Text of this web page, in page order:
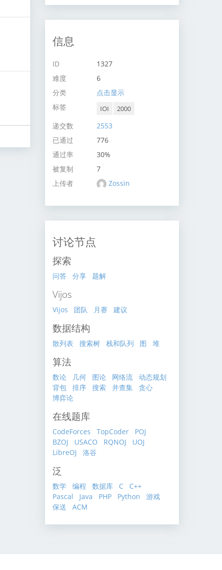
信息
ID
1327
难度
6
分类
点击显示
标签
IOI 2000
递交数
2553
已通过
776
通过率
30%
被复制
7
上传者
Zossin
讨论节点
探索
问答 分享 题解
Vijos
Vijos 团队 月赛 建议
数据结构
散列表 搜索树 栈和队列 图 堆
算法
数论 几何 图论 网络流
动态规划
背包
排序 搜索 并查集
贪心
博弈论
在线题库
CodeForces TopCoder
POJ
BZOJ
USACO RQNOJ
UOJ
LibreOJ
洛谷
泛
数学 编程 数据库 C
C++
Pascal
Java PHP Python
游戏
保送
ACM